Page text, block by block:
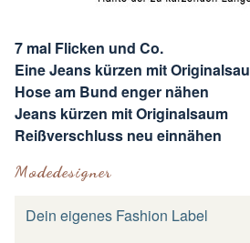
7 mal Flicken und Co.
Eine Jeans kürzen mit
Hose am Bund enger nähen
Jeans kürzen mit Originalsaum
Reißverschluss neu einnähen
Modedesigner
Dein eigenes Fashion Label